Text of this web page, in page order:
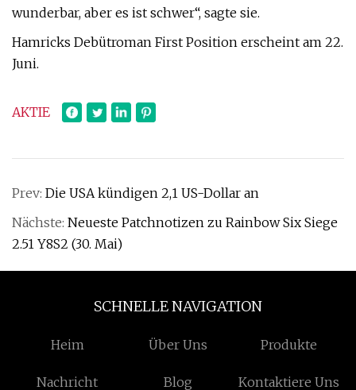
wunderbar, aber es ist schwer“, sagte sie.
Hamricks Debütroman First Position erscheint am 22.
Juni.
AKTIE
Prev: Die USA kündigen 2,1 US-Dollar an
Nächste: Neueste Patchnotizen zu Rainbow Six Siege
2.51 Y8S2 (30. Mai)
SCHNELLE NAVIGATION
Heim Über Uns Produkte
Nachricht Blog Kontaktiere Uns